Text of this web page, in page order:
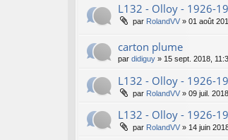
L132 - Olloy - 1926-
par RolandVV » 01 août
carton plume
par didiguy » 15 sept. 2018,
L132 - Olloy - 1926-
par RolandVV » 09 juil.
L132 - Olloy - 1926-
par RolandVV » 14 juin